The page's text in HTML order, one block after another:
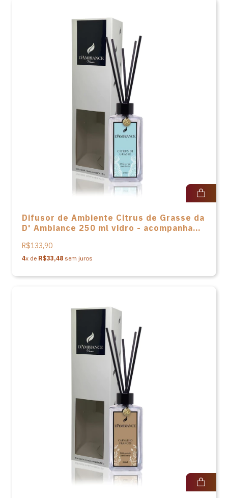
Difusor de Ambiente Citrus de Grasse da
D' Ambiance 250 ml vidro - acompanha
R$133,90
4x de R$33,48 sem juros